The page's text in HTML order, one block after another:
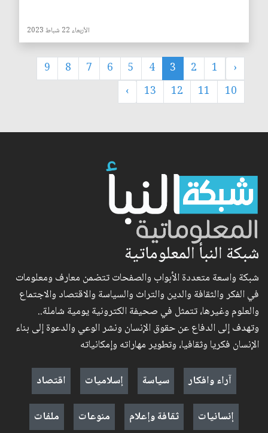
الأربعاء 22 شباط 2023
‹
1
2
3
4
5
6
7
8
9
10
11
12
13
›
شبكة النبأ المعلوماتية
شبكة واسعة متعددة الأبواب والصفحات تتضمن معارف ومعلومات
في الفكر والثقافة والدين والتراث والسياسة والاقتصاد والاجتماع
والعلوم وغيرها، تتمثل في صحيفة الكترونية يومية شاملة..
وتهدف إلى الدفاع عن حقوق الإنسان ونشر الوعي والدعوة إلى بناء
الإنسان فكريا وثقافيا، وتطوير مهاراته وإمكانياته
آراء وافكار
سياسة إسلاميات
اقتصاد
إنسانيات
ثقافة وإعلام منوعات ملفات